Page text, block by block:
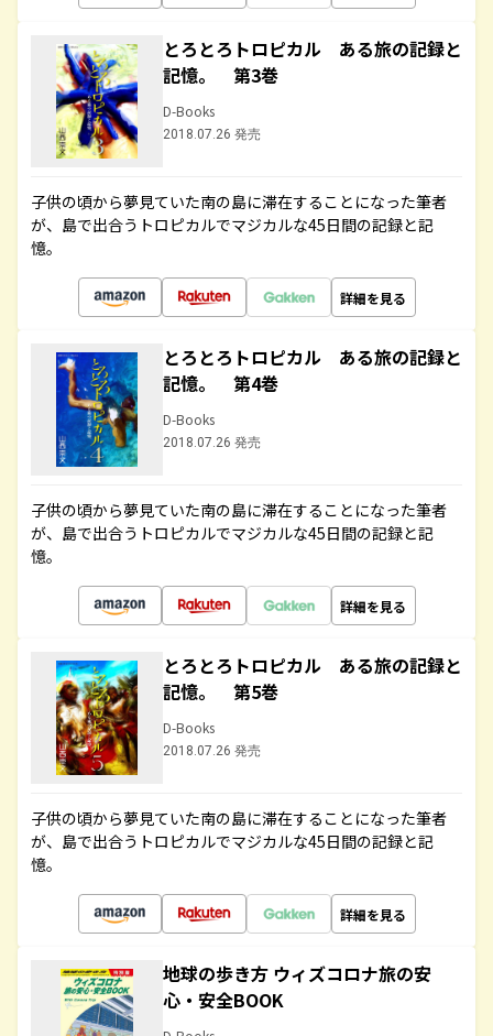
とろとろトロピカル ある旅の記録と
記憶。 第3巻
D-Books
2018.07.26 発売
子供の頃から夢見ていた南の島に滞在することになった筆者
が、島で出合うトロピカルでマジカルな45日間の記録と記
憶。
詳細を見る
とろとろトロピカル ある旅の記録と
記憶。 第4巻
D-Books
2018.07.26 発売
子供の頃から夢見ていた南の島に滞在することになった筆者
が、島で出合うトロピカルでマジカルな45日間の記録と記
憶。
詳細を見る
とろとろトロピカル ある旅の記録と
記憶。 第5巻
D-Books
2018.07.26 発売
子供の頃から夢見ていた南の島に滞在することになった筆者
が、島で出合うトロピカルでマジカルな45日間の記録と記
憶。
詳細を見る
地球の歩き方 ウィズコロナ旅の安
心・安全BOOK